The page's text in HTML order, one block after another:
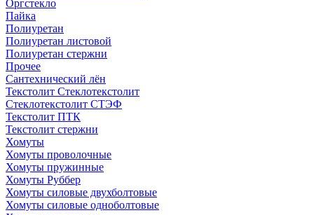
Оргстекло
Пайка
Полиуретан
Полиуретан листовой
Полиуретан стержни
Прочее
Сантехнический лён
Текстолит Стеклотекстолит
Стеклотекстолит СТЭФ
Текстолит ПТК
Текстолит стержни
Хомуты
Хомуты проволочные
Хомуты пружинные
Хомуты Руббер
Хомуты силовые двухболтовые
Хомуты силовые одноболтовые